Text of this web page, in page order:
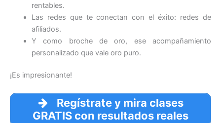
rentables.
Las redes que te conectan con el éxito: redes de
afiliados.
Y como broche de oro, ese acompañamiento
personalizado que vale oro puro.
¡Es impresionante!
Regístrate y mira clases
GRATIS con resultados reales